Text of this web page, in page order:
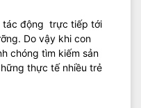
tác động trực tiếp tới
Do vậy khi con
chóng tìm kiếm sản
thực tế nhiều trẻ